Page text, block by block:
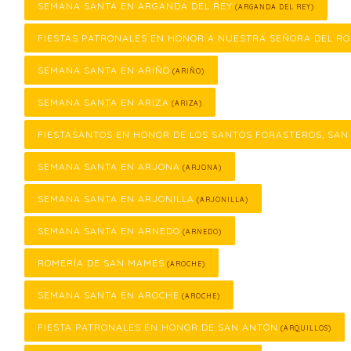
SEMANA SANTA EN ARGANDA DEL REY (ARGANDA DEL REY)
FIESTAS PATRONALES EN HONOR A NUESTRA SEÑORA DEL
SEMANA SANTA EN ARIÑO (ARIÑO)
SEMANA SANTA EN ARIZA (ARIZA)
FIESTASANTOS EN HONOR DE LOS SANTOS FORASTEROS,
SEMANA SANTA EN ARJONA (ARJONA)
SEMANA SANTA EN ARJONILLA (ARJONILLA)
SEMANA SANTA EN ARNEDO (ARNEDO)
ROMERÍA DE SAN MAMÉS (AROCHE)
SEMANA SANTA EN AROCHE (AROCHE)
FIESTA PATRONALES EN HONOR DE SAN ANTÓN (ARQUILLOS)